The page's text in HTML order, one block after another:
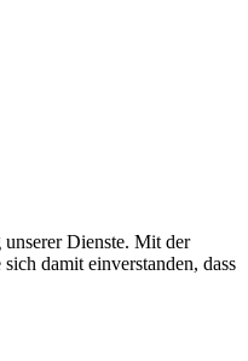
Dienste. Mit der
damit einverstanden, dass